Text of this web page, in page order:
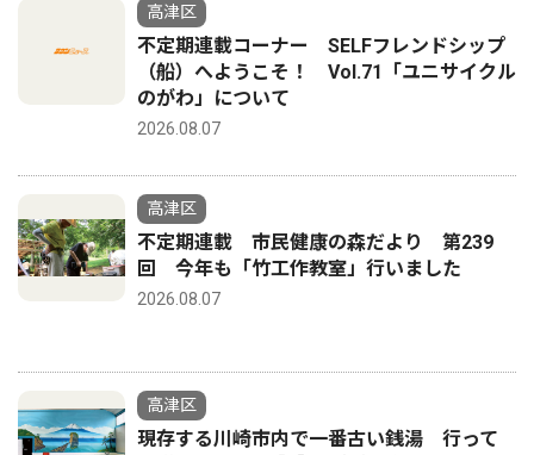
高津区
不定期連載コーナー SELFフレンドシップ
（船）へようこそ！ Vol.71「ユニサイクル
のがわ」について
2026.08.07
高津区
不定期連載 市民健康の森だより 第239
回 今年も「竹工作教室」行いました
2026.08.07
高津区
現存する川崎市内で一番古い銭湯 行って